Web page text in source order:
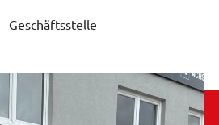
Geschäftsstelle